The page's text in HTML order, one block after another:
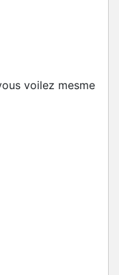
voilez mesme